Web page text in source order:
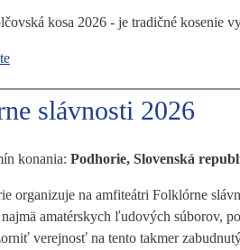
kosa 2026 - je tradičné kosenie
slávnosti 2026
konania: Podhorie, Slovenská
organizuje na amfiteátri Folklórne
amatérskych ľudových súborov,
verejnosť na tento takmer